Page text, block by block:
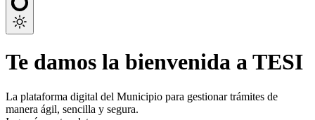
Te damos la bienvenida a TESI
La plataforma digital del Municipio para gestionar trámites de
manera ágil, sencilla y segura.